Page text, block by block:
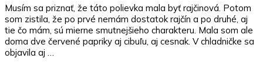
Musím sa priznať, že táto polievka mala byť rajčinová. Potom
som zistila, že po prvé nemám dostatok rajčín a po druhé, aj
tie čo mám, sú mierne smutnejšieho charakteru. Mala som ale
doma dve červené papriky aj cibuľu, aj cesnak. V chladničke sa
objavila aj …